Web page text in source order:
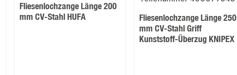
Fliesenlochzange Länge 200
mm CV-Stahl HUFA
Fliesenlochzange Länge 250
mm CV-Stahl Griff
Kunststoff-Überzug KNIPEX